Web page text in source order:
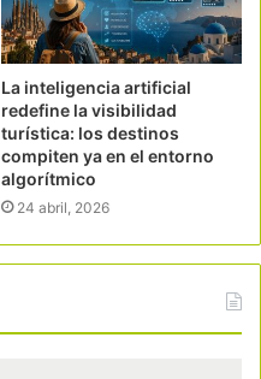
La inteligencia artificial
redefine la visibilidad
turística: los destinos
compiten ya en el entorno
algorítmico
24 abril, 2026